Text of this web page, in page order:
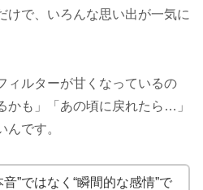
けで、いろんな思い出が一気に
ィルターが甘くなっているの
かも」「あの頃に戻れたら…」
んです。
”ではなく“瞬間的な感情”で